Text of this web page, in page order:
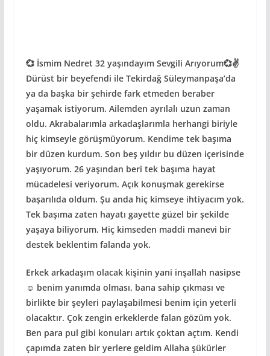
💞 İsmim Nedret 32 yaşındayım Sevgili Arıyorum💞✌️
Dürüst bir beyefendi ile Tekirdağ Süleymanpaşa’da
ya da başka bir şehirde fark etmeden beraber
yaşamak istiyorum. Ailemden ayrılalı uzun zaman
oldu. Akrabalarımla arkadaşlarımla herhangi biriyle
hiç kimseyle görüşmüyorum. Kendime tek başıma
bir düzen kurdum. Son beş yıldır bu düzen içerisinde
yaşıyorum. 26 yaşından beri tek başıma hayat
mücadelesi veriyorum. Açık konuşmak gerekirse
başarılıda oldum. Şu anda hiç kimseye ihtiyacım yok.
Tek başıma zaten hayatı gayette güzel bir şekilde
yaşaya biliyorum. Hiç kimseden maddi manevi bir
destek beklentim falanda yok.
Erkek arkadaşım olacak kişinin yani inşallah nasipse
☺️ benim yanımda olması, bana sahip çıkması ve
birlikte bir şeyleri paylaşabilmesi benim için yeterli
olacaktır. Çok zengin erkeklerde falan gözüm yok.
Ben para pul gibi konuları artık çoktan açtım. Kendi
çapımda zaten bir yerlere geldim Allaha şükürler